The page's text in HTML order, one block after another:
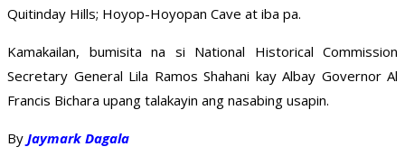
Quitinday Hills; Hoyop-Hoyopan Cave at iba pa.
Kamakailan, bumisita na si National Historical Commission
Secretary General Lila Ramos Shahani kay Albay Governor Al
Francis Bichara upang talakayin ang nasabing usapin.
By Jaymark Dagala